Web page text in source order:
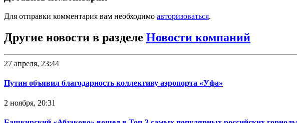
Для отправки комментария вам необходимо авторизоваться.
Другие новости в разделе Новости компаний
27 апреля, 23:44
Путин объявил благодарность коллективу аэропорта «Уфа»
2 ноября, 20:31